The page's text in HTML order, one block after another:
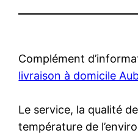
Complément
livraison à domicile
Le service, la qualité
température de